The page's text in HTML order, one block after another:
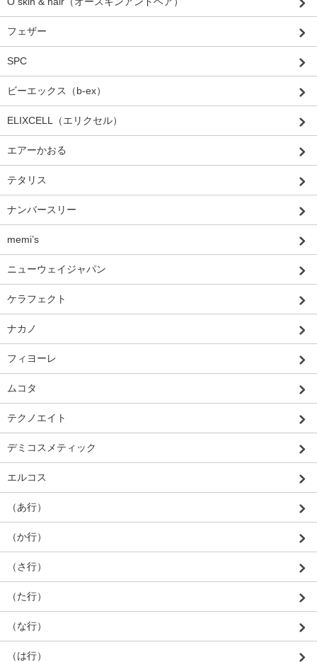
フェザー
SPC
ビーエックス（b-ex）
ELIXCELL（エリクセル）
エアーかおる
テタリス
ナンバースリー
memi’s
ニューウェイジャパン
ケラフェクト
ナカノ
フィヨーレ
ムコタ
テクノエイト
デミコスメティック
エルコス
（あ行）
（か行）
（さ行）
（た行）
（な行）
（は行）